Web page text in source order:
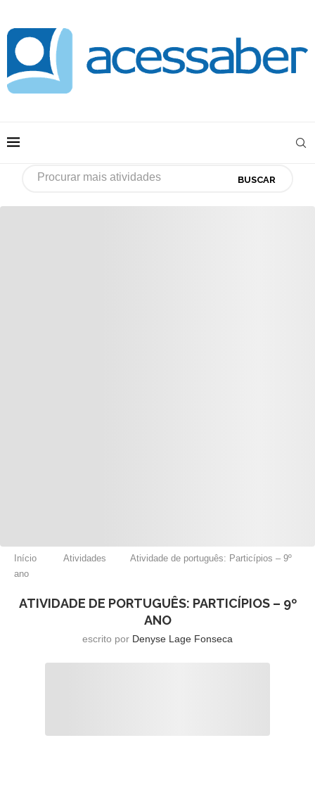
BUSCAR
Início Atividades
Atividade de português: Particípios – 9º
ano
ATIVIDADE DE PORTUGUÊS: PARTICÍPIOS – 9º
ANO
escrito por Denyse Lage Fonseca